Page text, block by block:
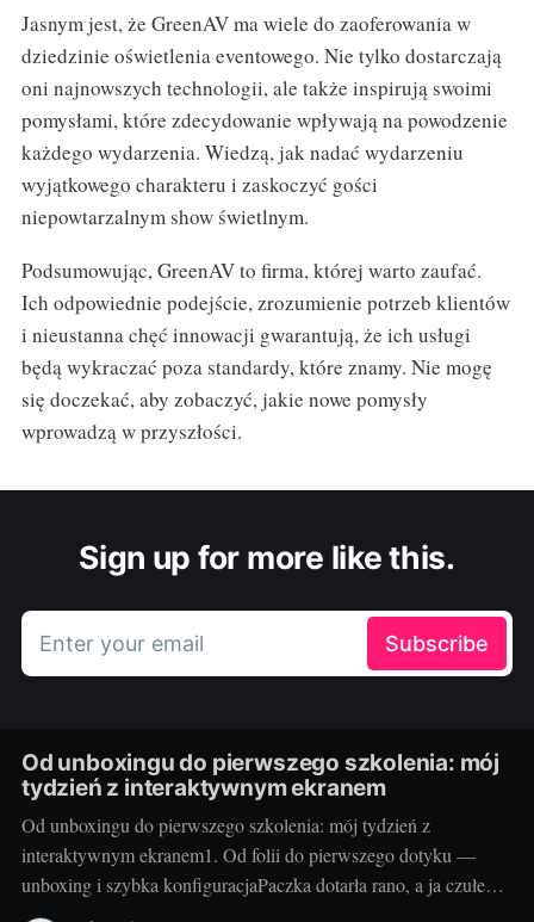
Jasnym jest, że GreenAV ma wiele do zaoferowania w
dziedzinie oświetlenia eventowego. Nie tylko dostarczają
oni najnowszych technologii, ale także inspirują swoimi
pomysłami, które zdecydowanie wpływają na powodzenie
każdego wydarzenia. Wiedzą, jak nadać wydarzeniu
wyjątkowego charakteru i zaskoczyć gości
niepowtarzalnym show świetlnym.
Podsumowując, GreenAV to firma, której warto zaufać.
Ich odpowiednie podejście, zrozumienie potrzeb klientów
i nieustanna chęć innowacji gwarantują, że ich usługi
będą wykraczać poza standardy, które znamy. Nie mogę
się doczekać, aby zobaczyć, jakie nowe pomysły
wprowadzą w przyszłości.
Sign up for more like this.
Enter your email Subscribe
Od unboxingu do pierwszego szkolenia: mój
tydzień z interaktywnym ekranem
Od unboxingu do pierwszego szkolenia: mój tydzień z
interaktywnym ekranem1. Od folii do pierwszego dotyku —
unboxing i szybka konfiguracjaPaczka dotarła rano, a ja czułem
się jak dziecko w sklepie z zabawkami. Duży karton, solidne